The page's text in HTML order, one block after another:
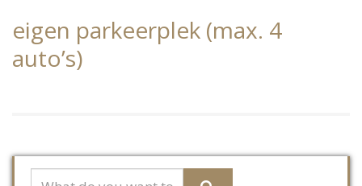
eigen parkeerplek (max. 4
auto’s)